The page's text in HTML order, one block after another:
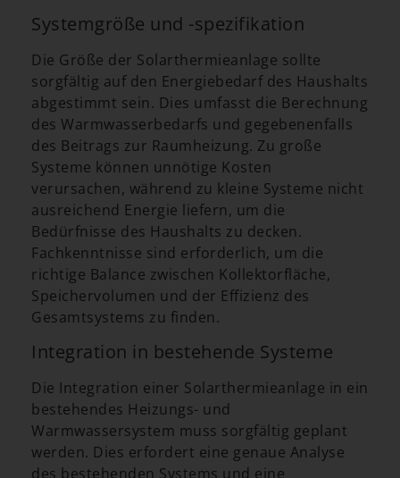
Systemgröße und -spezifikation
Die Größe der Solarthermieanlage sollte
sorgfältig auf den Energiebedarf des Haushalts
abgestimmt sein. Dies umfasst die Berechnung
des Warmwasserbedarfs und gegebenenfalls
des Beitrags zur Raumheizung. Zu große
Systeme können unnötige Kosten
verursachen, während zu kleine Systeme nicht
ausreichend Energie liefern, um die
Bedürfnisse des Haushalts zu decken.
Fachkenntnisse sind erforderlich, um die
richtige Balance zwischen Kollektorfläche,
Speichervolumen und der Effizienz des
Gesamtsystems zu finden.
Integration in bestehende Systeme
Die Integration einer Solarthermieanlage in ein
bestehendes Heizungs- und
Warmwassersystem muss sorgfältig geplant
werden. Dies erfordert eine genaue Analyse
des bestehenden Systems und eine